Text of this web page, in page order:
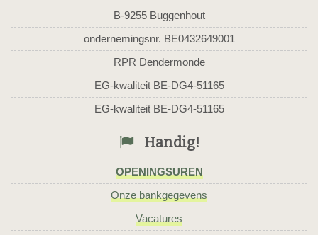
B-9255 Buggenhout
ondernemingsnr. BE0432649001
RPR Dendermonde
EG-kwaliteit BE-DG4-51165
EG-kwaliteit BE-DG4-51165
Handig!
OPENINGSUREN
Onze bankgegevens
Vacatures